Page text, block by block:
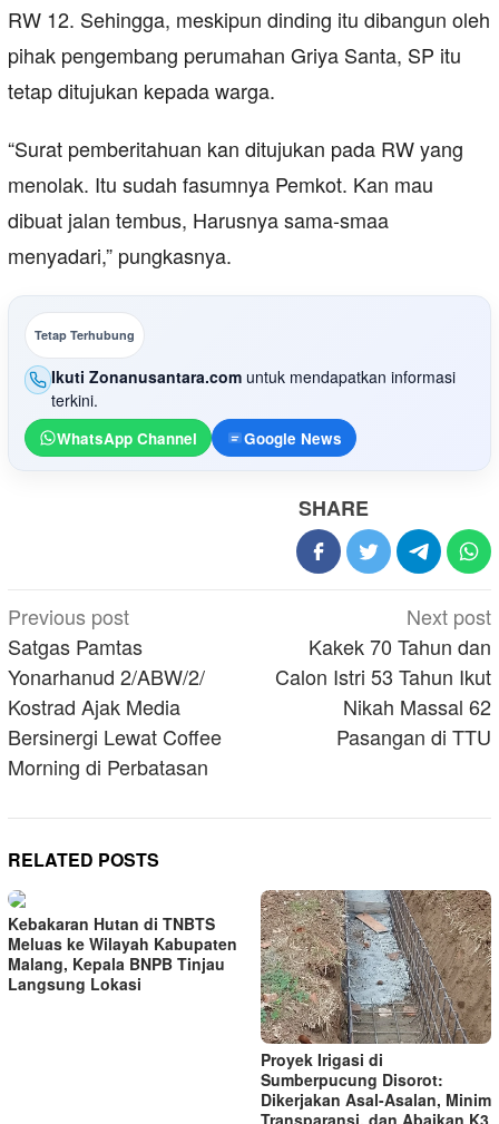
RW 12. Sehingga, meskipun dinding itu dibangun oleh
pihak pengembang perumahan Griya Santa, SP itu
tetap ditujukan kepada warga.
“Surat pemberitahuan kan ditujukan pada RW yang
menolak. Itu sudah fasumnya Pemkot. Kan mau
dibuat jalan tembus, Harusnya sama-smaa
menyadari,” pungkasnya.
Tetap Terhubung
Ikuti Zonanusantara.com untuk mendapatkan informasi
terkini.
WhatsApp Channel Google News
SHARE
Post
navigation
Previous post
Satgas Pamtas
Yonarhanud 2/ABW/2/
Kostrad Ajak Media
Bersinergi Lewat Coffee
Morning di Perbatasan
Next post
Kakek 70 Tahun dan
Calon Istri 53 Tahun Ikut
Nikah Massal 62
Pasangan di TTU
RELATED POSTS
Kebakaran Hutan di TNBTS
Meluas ke Wilayah Kabupaten
Malang, Kepala BNPB Tinjau
Langsung Lokasi
Proyek Irigasi di
Sumberpucung Disorot:
Dikerjakan Asal-Asalan, Minim